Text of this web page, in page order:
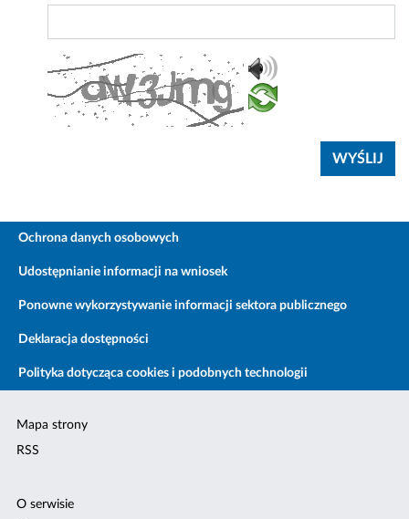
Ochrona danych osobowych
Udostępnianie informacji na wniosek
Ponowne wykorzystywanie informacji sektora publicznego
Deklaracja dostępności
Polityka dotycząca cookies i podobnych technologii
Mapa strony
RSS
O serwisie